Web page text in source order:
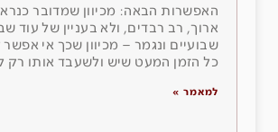
האפשרות הבאה: מכיוון שמדובר
ארוך, רב רבדים, ולא בעניין של עוד
שבועיים ונגמר – מכיוון שכך אי
כל הזמן המעט שיש ולשעבד אותו רק
למאמר »